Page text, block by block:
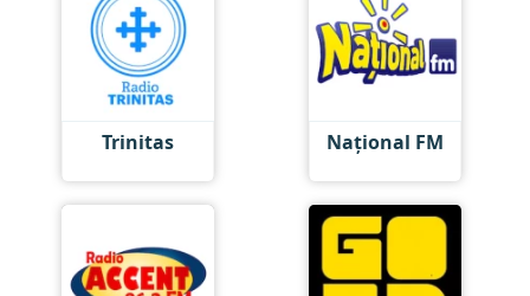
Trinitas Național FM